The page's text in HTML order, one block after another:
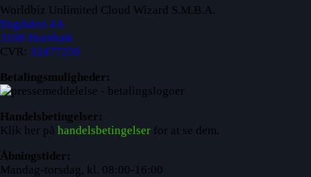
Worldbiz Unlimited Cloud Wizard S.M.B.A.
Engdalen 4A
3100 Hornbæk
CVR: 32477259
Betalingsmuligheder:
Handelsbetingelser:
Klik her på handelsbetingelser for at se dem.
Åbningstider:
Mandag-torsdag, kl. 08:00-16:00